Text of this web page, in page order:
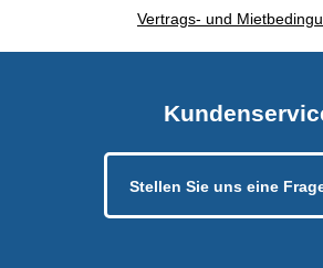
Vertrags- und
Stellen Sie uns eine